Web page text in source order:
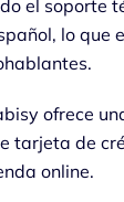
el soporte
lo que
ofrece
tarjeta de
online.